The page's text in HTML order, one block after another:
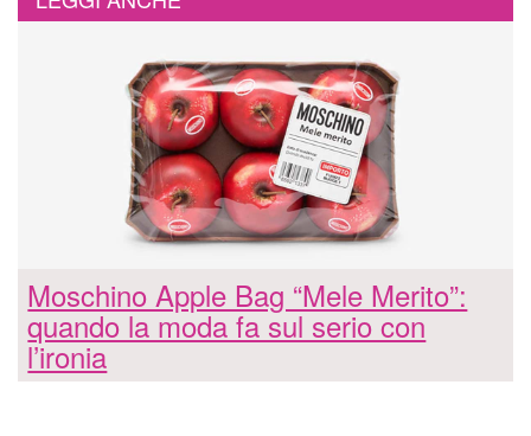
Moschino Apple Bag “Mele Merito”:
quando la moda fa sul serio con
l’ironia